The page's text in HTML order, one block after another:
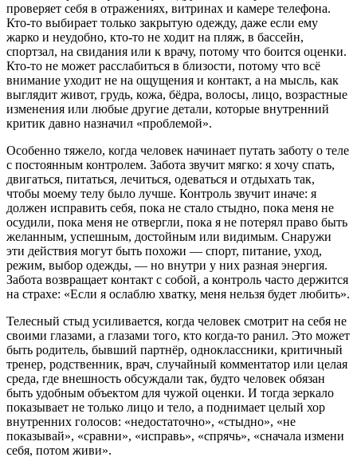
проверяет себя в отражениях, витринах и камере телефона.
Кто-то выбирает только закрытую одежду, даже если ему
жарко и неудобно, кто-то не ходит на пляж, в бассейн,
спортзал, на свидания или к врачу, потому что боится оценки.
Кто-то не может расслабиться в близости, потому что всё
внимание уходит не на ощущения и контакт, а на мысль, как
выглядит живот, грудь, кожа, бёдра, волосы, лицо, возрастные
изменения или любые другие детали, которые внутренний
критик давно назначил «проблемой».
Особенно тяжело, когда человек начинает путать заботу о теле
с постоянным контролем. Забота звучит мягко: я хочу спать,
двигаться, питаться, лечиться, одеваться и отдыхать так,
чтобы моему телу было лучше. Контроль звучит иначе: я
должен исправить себя, пока не стало стыдно, пока меня не
осудили, пока меня не отвергли, пока я не потерял право быть
желанным, успешным, достойным или видимым. Снаружи
эти действия могут быть похожи — спорт, питание, уход,
режим, выбор одежды, — но внутри у них разная энергия.
Забота возвращает контакт с собой, а контроль часто держится
на страхе: «Если я ослаблю хватку, меня нельзя будет любить».
Телесный стыд усиливается, когда человек смотрит на себя не
своими глазами, а глазами того, кто когда-то ранил. Это может
быть родитель, бывший партнёр, одноклассники, критичный
тренер, родственник, врач, случайный комментатор или целая
среда, где внешность обсуждали так, будто человек обязан
быть удобным объектом для чужой оценки. И тогда зеркало
показывает не только лицо и тело, а поднимает целый хор
внутренних голосов: «недостаточно», «стыдно», «не
показывай», «сравни», «исправь», «спрячь», «сначала измени
себя, потом живи».